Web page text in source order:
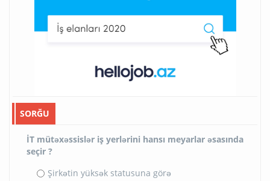
SORĞU
İT mütəxəssislər iş yerlərini hansı meyarlar əsasında
seçir ?
Şirkətin yüksək statusuna görə